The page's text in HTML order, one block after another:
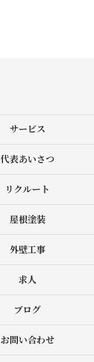
サービス
代表あいさつ
リクルート
屋根塗装
外壁工事
求人
ブログ
お問い合わせ